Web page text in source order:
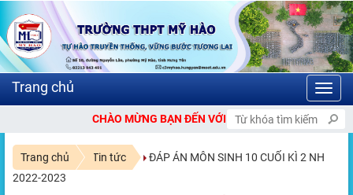
CHÀO MỪNG BẠN ĐẾN VỚI CỔNG THÔNG TIN ĐIỆN TỬ
Trang chủ Tin tức
ĐÁP ÁN MÔN SINH 10 CUỐI KÌ 2 NH
2022-2023